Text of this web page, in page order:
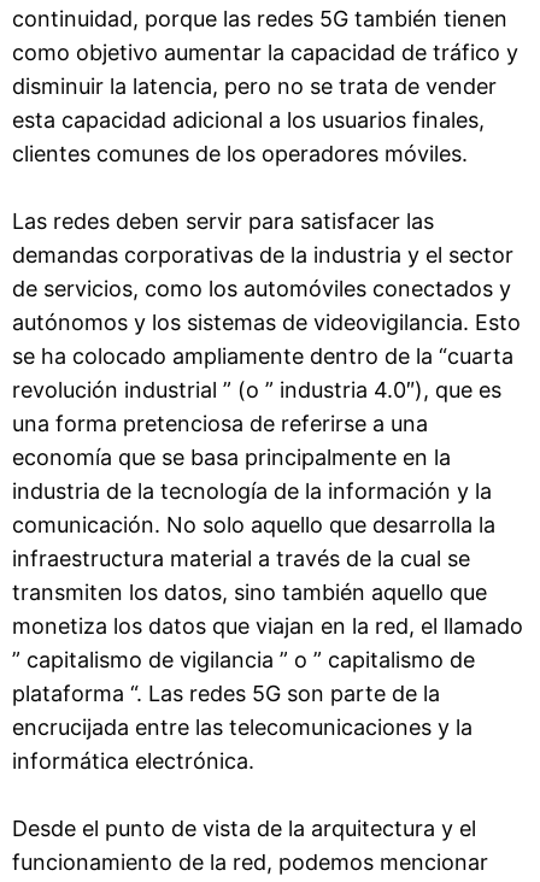
continuidad, porque las redes 5G también tienen
como objetivo aumentar la capacidad de tráfico y
disminuir la latencia, pero no se trata de vender
esta capacidad adicional a los usuarios finales,
clientes comunes de los operadores móviles.
Las redes deben servir para satisfacer las
demandas corporativas de la industria y el sector
de servicios, como los automóviles conectados y
autónomos y los sistemas de videovigilancia. Esto
se ha colocado ampliamente dentro de la “cuarta
revolución industrial ” (o ” industria 4.0″), que es
una forma pretenciosa de referirse a una
economía que se basa principalmente en la
industria de la tecnología de la información y la
comunicación. No solo aquello que desarrolla la
infraestructura material a través de la cual se
transmiten los datos, sino también aquello que
monetiza los datos que viajan en la red, el llamado
” capitalismo de vigilancia ” o ” capitalismo de
plataforma “. Las redes 5G son parte de la
encrucijada entre las telecomunicaciones y la
informática electrónica.
Desde el punto de vista de la arquitectura y el
funcionamiento de la red, podemos mencionar